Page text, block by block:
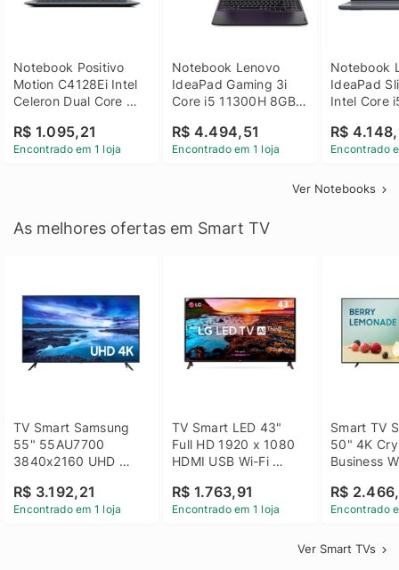
Notebook Positivo
Motion C4128Ei Intel
Celeron Dual Core
Linux 14 - 3002181
R$ 1.095,21
Encontrado em 1 loja
Notebook Lenovo
IdeaPad Gaming 3i
Core i5 11300H 8GB
GTX 1650 4GB 15.6
FHD Linux - Preto
R$ 4.494,51
Encontrado em 1 loja
Notebook
IdeaPad
Intel Core
SSD Win
R$
Encontrado
Ver Notebooks
As melhores ofertas em Smart TV
TV Smart Samsung
55" 55AU7700
3840x2160 UHD
Bluetooth
R$ 3.192,21
Encontrado em 1 loja
TV Smart LED 43"
Full HD 1920 x 1080
HDMI USB Wi-Fi
43LM631C0SB LG
R$ 1.763,91
Encontrado em 1 loja
Smart TV
50" 4K
Business
R$
Encontrado
Ver Smart TVs